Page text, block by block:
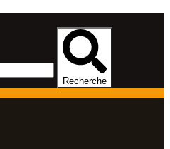
Recherche